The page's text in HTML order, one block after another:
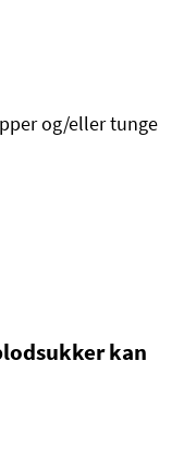
og/eller tunge
kan